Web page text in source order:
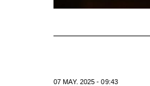
07 MAY. 2025 - 09:43